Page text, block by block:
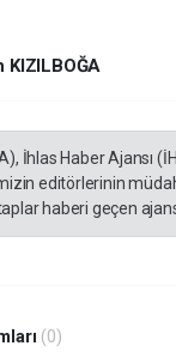
KIZILBOĞA
İhlas Haber Ajansı
editörlerinin
haberi geçen
(0)